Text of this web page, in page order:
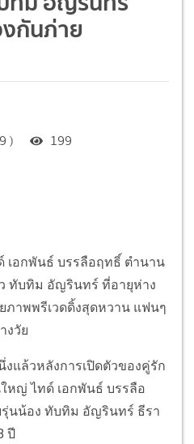
กันภ่าย
) 199
เอกพันธ์ บรรลือฤทธิ์ ตำนาน
ว ทับทิม อัญรินทร์ ที่อายุห่าง
ภาพพรีเวดดิ้งสุดหวาน แฟนๆ
งวัย
แล้วหลังการเปิดตัวของคู่รัก
หญ่ ไทด์ เอกพันธ์ บรรลือ
นน้อง ทับทิม อัญรินทร์ ธีรา
ปี